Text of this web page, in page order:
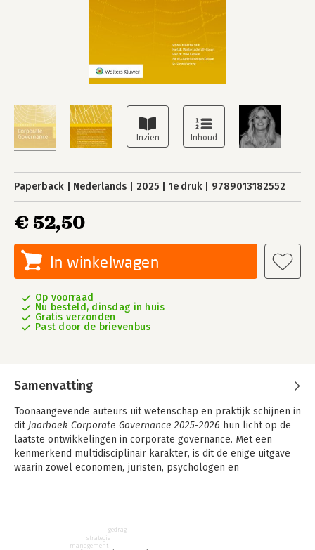
Paperback Nederlands 2025 1e druk 9789013182552
€ 52,50
In winkelwagen
Op voorraad
Nu besteld, dinsdag in huis
Gratis verzonden
Past door de brievenbus
Samenvatting
Toonaangevende auteurs uit wetenschap en praktijk schijnen in
dit Jaarboek Corporate Governance 2025-2026 hun licht op de
laatste ontwikkelingen in corporate governance. Met een
kenmerkend multidisciplinair karakter, is dit de enige uitgave
waarin zowel economen, juristen, psychologen en
Nederland bepaald niet stil en vormt veelvuldig aanleiding tot
discussie. Wet- en regelgeving, verslaggevingsontwikkelingen,
management
strategie
gedrag